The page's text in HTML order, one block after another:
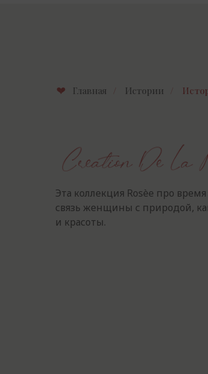
Главная Истории
Эта коллекция Rosèe про
связь женщины с природой,
и красоты.